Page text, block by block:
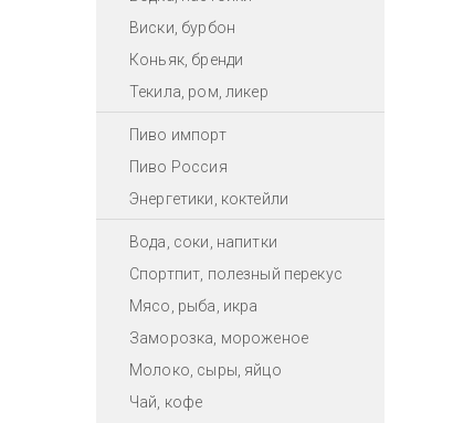
Виски, бурбон
Коньяк, бренди
Текила, ром, ликер
Пиво импорт
Пиво Россия
Энергетики, коктейли
Вода, соки, напитки
Спортпит, полезный перекус
Мясо, рыба, икра
Заморозка, мороженое
Молоко, сыры, яйцо
Чай, кофе